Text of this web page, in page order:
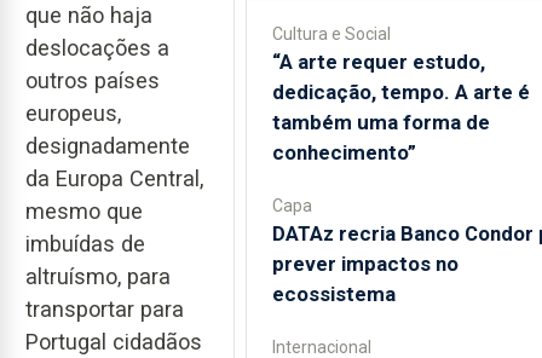
que não haja
deslocações a
outros países
europeus,
designadamente
da Europa Central,
mesmo que
imbuídas de
altruísmo, para
transportar para
Portugal cidadãos
Cultura e Social
“A arte requer estudo,
dedicação, tempo. A arte é
também uma forma de
conhecimento”
Capa
DATAz recria Banco Condor
prever impactos no
ecossistema
Internacional